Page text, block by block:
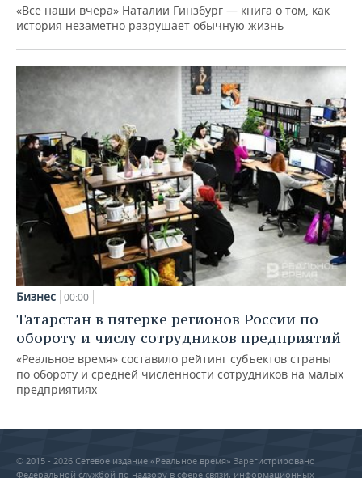
«Все наши вчера» Наталии Гинзбург — книга о том, как
история незаметно разрушает обычную жизнь
Бизнес 00:00
Татарстан в пятерке регионов России по
обороту и числу сотрудников предприятий
«Реальное время» составило рейтинг субъектов страны
по обороту и средней численности сотрудников на малых
предприятиях
© 2015 - 2026 Сетевое издание «Реальное время» Зарегистрировано
Федеральной службой по надзору в сфере связи, информационных